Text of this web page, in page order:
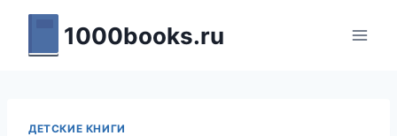
Перейти
содержимому
1000books.ru
ДЕТСКИЕ КНИГИ